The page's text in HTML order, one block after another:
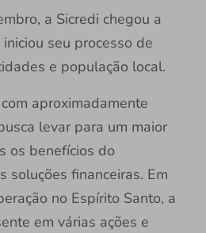
a Sicredi chegou a
seu processo de
e população local.
aproximadamente
levar para um maior
os benefícios do
soluções financeiras. Em
no Espírito Santo, a
em várias ações e